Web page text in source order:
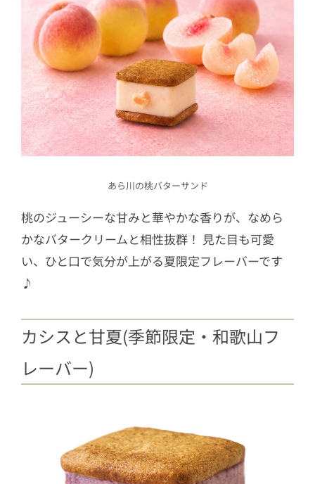
あら川の桃バターサンド
桃のジューシーな甘みと華やかな香りが、なめら
かなバタークリームと相性抜群！ 見た目も可愛
い、ひと口で気分が上がる夏限定フレーバーです
♪
カシスと甘夏(季節限定・和歌山フ
レーバー)